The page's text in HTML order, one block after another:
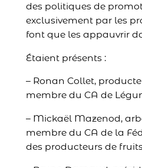
des politiques de
exclusivement par les
font que les appauvrir
Étaient présents :
– Ronan Collet,
membre du CA de
– Mickaël Mazenod,
membre du CA de la
des producteurs de